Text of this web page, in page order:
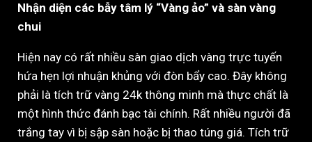
Nhận diện các bẫy tâm lý “Vàng ảo” và sàn vàng
chui
Hiện nay có rất nhiều sàn giao dịch vàng trực tuyến
hứa hẹn lợi nhuận khủng với đòn bẩy cao. Đây không
phải là tích trữ vàng 24k thông minh mà thực chất là
một hình thức đánh bạc tài chính. Rất nhiều người đã
trắng tay vì bị sập sàn hoặc bị thao túng giá. Tích trữ